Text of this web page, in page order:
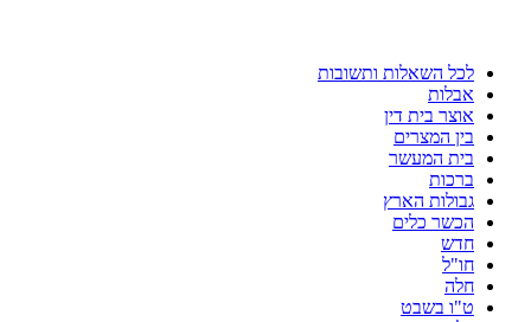
לכל השאלות ותשובות
אבלות
אוצר בית דין
בין המצרים
בית המעשר
ברכות
גבולות הארץ
הכשר כלים
חדש
חו"ל
חלה
ט"ו בשבט